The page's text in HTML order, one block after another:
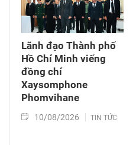
Lãnh đạo Thành phố
Hồ Chí Minh viếng
đồng chí
Xaysomphone
Phomvihane
10/08/2026 TIN TỨC